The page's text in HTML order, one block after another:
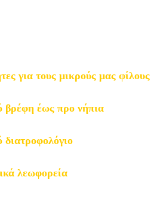
για τους μικρούς μας φίλους
βρέφη έως προ νήπια
διατροφολόγιο
λεωφορεία